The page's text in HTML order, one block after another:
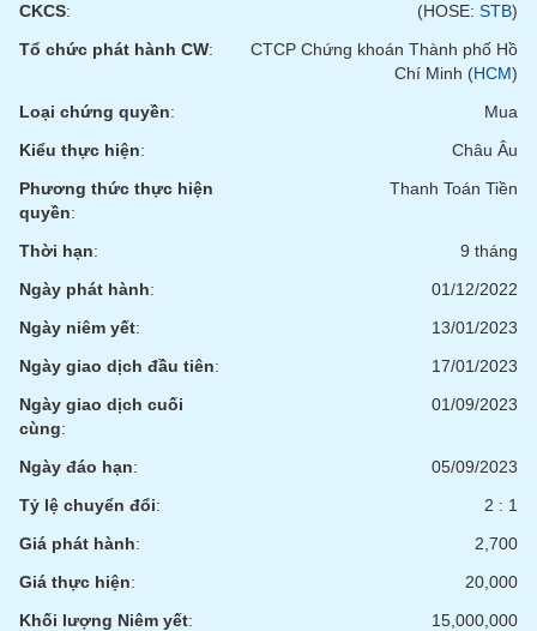
CKCS:
(HOSE: STB)
Tổ chức phát hành CW:
CTCP Chứng khoán Thành phố Hồ
Chí Minh (HCM)
Loại chứng quyền:
Mua
Kiểu thực hiện:
Châu Âu
Phương thức thực hiện
quyền:
Thanh Toán Tiền
Thời hạn:
9 tháng
Ngày phát hành:
01/12/2022
Ngày niêm yết:
13/01/2023
Ngày giao dịch đầu tiên:
17/01/2023
Ngày giao dịch cuối
cùng:
01/09/2023
Ngày đáo hạn:
05/09/2023
Tỷ lệ chuyển đổi:
2 : 1
Giá phát hành:
2,700
Giá thực hiện:
20,000
Khối lượng Niêm yết:
15,000,000
cáo
(-)
Thuật
ngữ
(-)
Dịch
(-)
Đào
tạo
Sách
tài